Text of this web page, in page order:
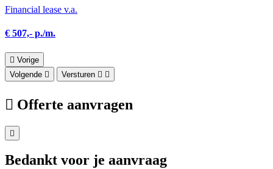
Financial lease v.a.
€ 507,- p./m.
Vorige
Volgende
Versturen
Offerte aanvragen
Bedankt voor je aanvraag